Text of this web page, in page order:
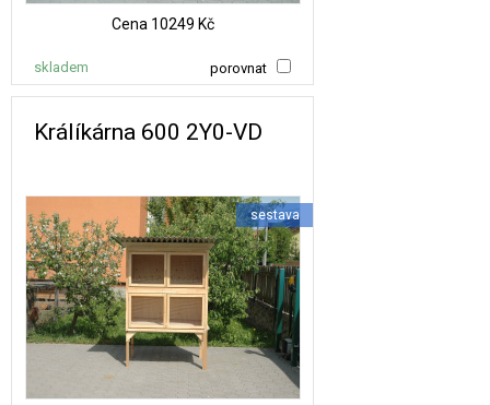
Cena 10249 Kč
porovnat
skladem
Králíkárna 600 2Y0-VD
sestava